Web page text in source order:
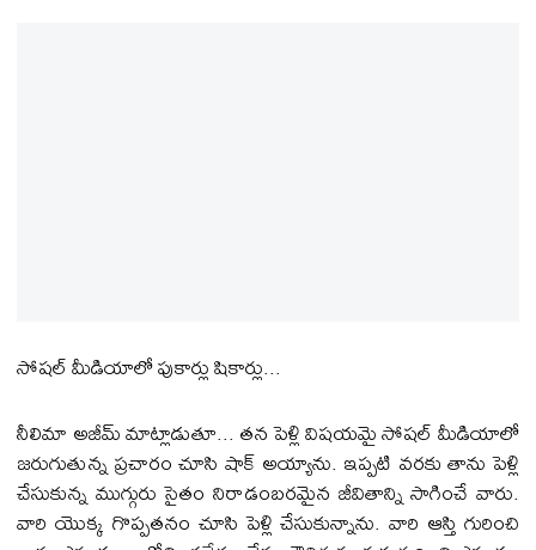
సోషల్‌ మీడియాలో పుకార్లు షికార్లు...
నీలిమా అజీమ్ మాట్లాడుతూ... తన పెళ్లి విషయమై సోషల్‌ మీడియాలో
జరుగుతున్న ప్రచారం చూసి షాక్ అయ్యాను. ఇప్పటి వరకు తాను పెళ్లి
చేసుకున్న ముగ్గురు సైతం నిరాడంబరమైన జీవితాన్ని సాగించే వారు.
వారి యొక్క గొప్పతనం చూసి పెళ్లి చేసుకున్నాను. వారి ఆస్తి గురించి